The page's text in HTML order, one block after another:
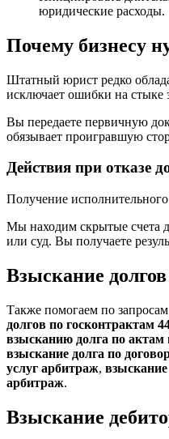
юридические расходы.
Почему бизнесу
Штатный юрист редко
исключает ошибки на стыке
Вы передаете первичную
обязывает проигравшую
Действия при отказе
Получение
Мы находим скрытые счета
или суд. Вы получаете
Взыскание
Также помогаем по
долгов по госконтрактам
взысканию долга по
взыскание долга по
услуг арбитраж, взыскание
арбитраж.
Взыскание